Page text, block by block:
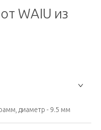
WAIU из
диаметр - 9.5 мм